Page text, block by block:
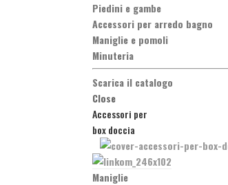
Piedini e gambe
Accessori per arredo bagno
Maniglie e pomoli
Minuteria
Scarica il catalogo
Close
Accessori per
box doccia
Maniglie